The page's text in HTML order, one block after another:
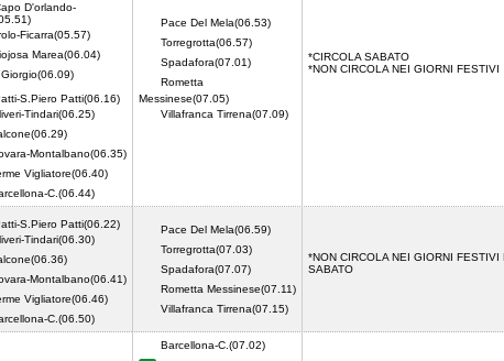
D'orlando-
Ficarra(05.57)
Marea(06.04)
S.Piero Patti(06.16)
Tindari(06.25)
Montalbano(06.35)
Vigliatore(06.40)
C.(06.44)
Pace Del Mela(06.53)
Torregrotta(06.57)
Spadafora(07.01)
Rometta
Messinese(07.05)
Villafranca Tirrena(07.09)
*CIRCOLA SABATO
*NON CIRCOLA NEI GIORNI FESTIVI
S.Piero Patti(06.22)
Tindari(06.30)
Montalbano(06.41)
Vigliatore(06.46)
C.(06.50)
Pace Del Mela(06.59)
Torregrotta(07.03)
Spadafora(07.07)
Rometta Messinese(07.11)
Villafranca Tirrena(07.15)
*NON CIRCOLA NEI GIORNI FESTIVI
SABATO
Barcellona-C.(07.02)